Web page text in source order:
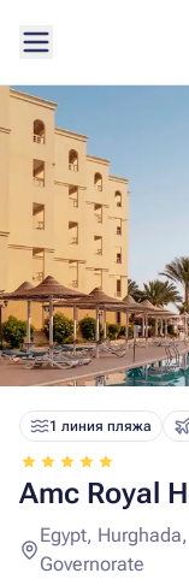
1 линия пляжа
Amc Royal
Egypt,
Governorate